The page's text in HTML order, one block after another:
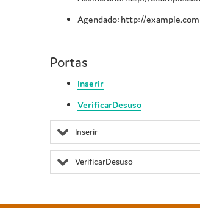
Agendado: http://
Portas
Inserir
VerificarDesuso
Inserir
VerificarDesuso